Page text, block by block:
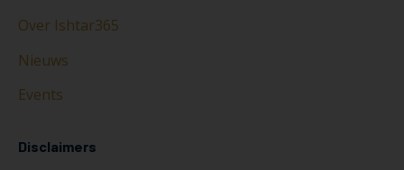
Over Ishtar365
Nieuws
Events
Disclaimers